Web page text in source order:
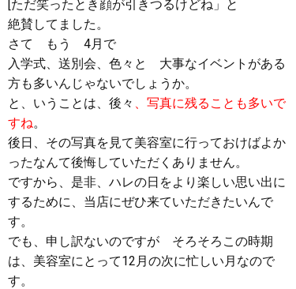
[ただ笑ったとき顔が引きつるけどね」と
絶賛してました。
さて もう 4月で
入学式、送別会、色々と 大事なイベントがある
方も多いんじゃないでしょうか。
と、いうことは、後々
、写真に残ることも多いで
すね。
後日、その写真を見て美容室に行っておけばよか
ったなんて後悔していただくありません。
ですから、是非、ハレの日をより楽しい思い出に
するために、当店にぜひ来ていただきたいんで
す。
でも、申し訳ないのですが そろそろこの時期
は、美容室にとって12月の次に忙しい月なので
す。